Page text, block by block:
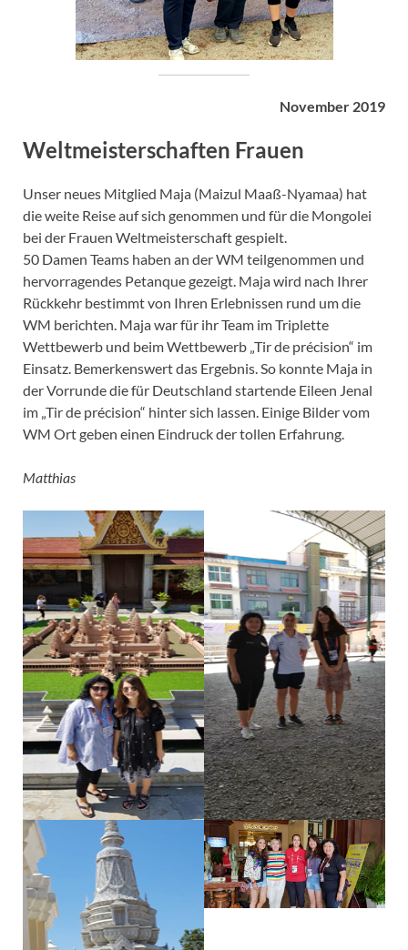
November 2019
Weltmeisterschaften Frauen
Unser neues Mitglied Maja (Maizul Maaß-Nyamaa) hat
die weite Reise auf sich genommen und für die Mongolei
bei der Frauen Weltmeisterschaft gespielt.
50 Damen Teams haben an der WM teilgenommen und
hervorragendes Petanque gezeigt. Maja wird nach Ihrer
Rückkehr bestimmt von Ihren Erlebnissen rund um die
WM berichten. Maja war für ihr Team im Triplette
Wettbewerb und beim Wettbewerb „Tir de précision“ im
Einsatz. Bemerkenswert das Ergebnis. So konnte Maja in
der Vorrunde die für Deutschland startende Eileen Jenal
im „Tir de précision“ hinter sich lassen. Einige Bilder vom
WM Ort geben einen Eindruck der tollen Erfahrung.
Matthias